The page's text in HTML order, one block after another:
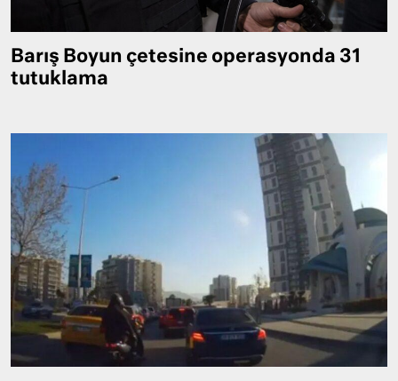
Barış Boyun çetesine operasyonda 31
tutuklama